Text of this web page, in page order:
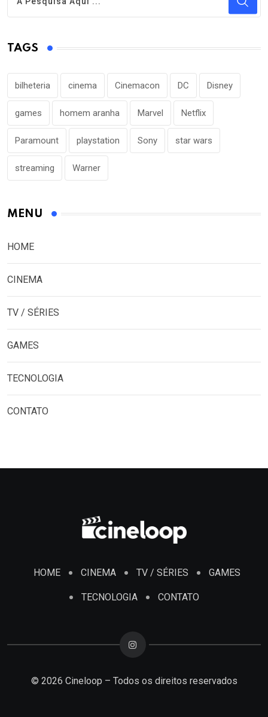
TAGS
bilheteria cinema Cinemacon DC Disney
games homem aranha Marvel Netflix
Paramount playstation Sony star wars
streaming Warner
MENU
HOME
CINEMA
TV / SÉRIES
GAMES
TECNOLOGIA
CONTATO
HOME CINEMA TV / SÉRIES GAMES
TECNOLOGIA CONTATO
© 2026 Cineloop – Todos os direitos reservados